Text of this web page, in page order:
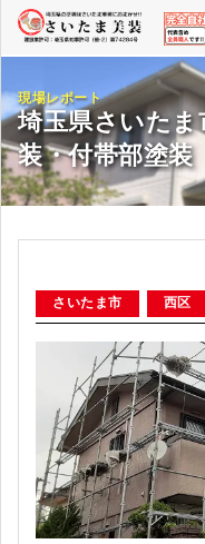
現場レポート
埼玉県さいた
装・付帯部塗
さいたま市 西区